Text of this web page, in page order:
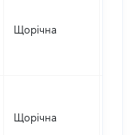
Щорічна
Щорічна